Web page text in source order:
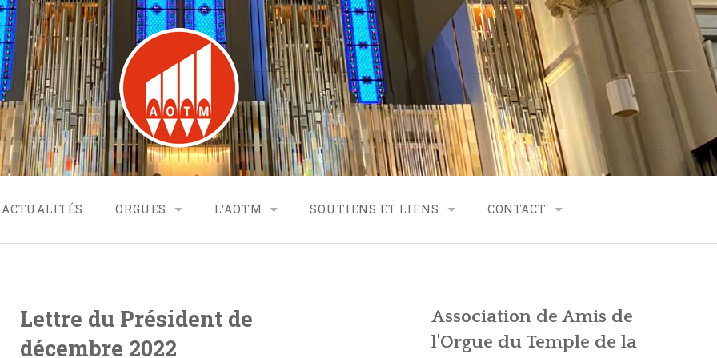
ACTUALITÉS ORGUES L’AOTM
LE COMITÉ DE SOUTIENACTIVITÉS ASSOCIATIVES
SOUTIENS ET LIENS CONTACT
CONTACT – GÉNÉRALITÉS
Lettre du Président de
décembre 2022
Association de Amis de
l'Orgue du Temple de la